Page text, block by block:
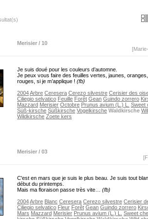
Merisier / 10
Je suis doué pour les couleurs d’automne.
Je peux vous faire des feuilles vertes, jaunes,
rouges, si je m’applique ! (fb)
2004Arbre Ceresera Cerezo silvestre Cerisier des
Ciliegio selvatico Feuille Forêt Gean Guindo zorrero
Mazzard Merisier Octobre Prunus avium (L.) L.
Sweet
Süß-kirsche Süßkirsche Vogelkirsche Waldkirsche
Wildkirsche Zoete kers
Merisier / 03
C'est en mars que je suis le plus beau. Je suis tout
début du printemps.
Mais ma floraison passe très vite… (fb)
2004Arbre Blanc Ceresera Cerezo silvestre Cerisier
Ciliegio selvatico Fleur Forêt Gean Guindo zorrero
Mars Mazzard Merisier Prunus avium (L.) L.
Sweet